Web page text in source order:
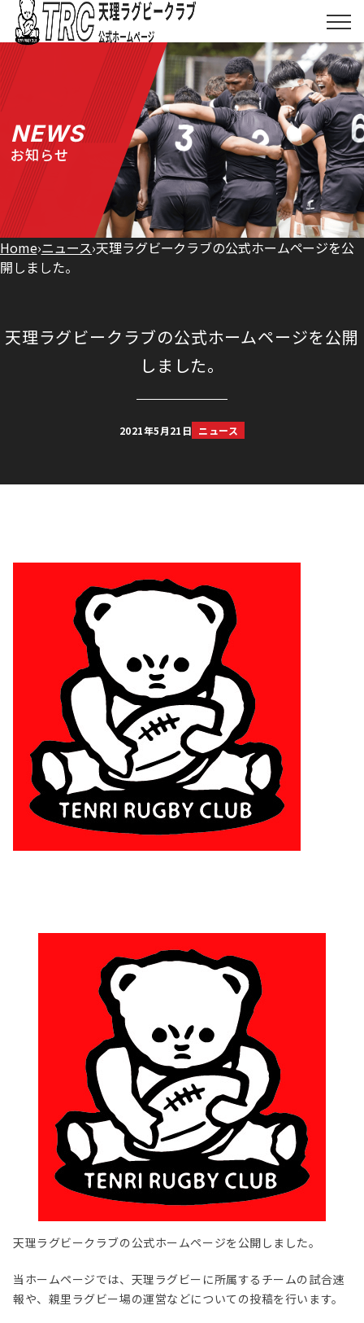
Skip
content
天理ラグビークラブ
メ
ニ
ュ
ー
を
開
く
TRCとは
お知らせ
協賛について
NEWS
お知らせ
Home›ニュース›天理ラグビークラブの公式ホームページを公
開しました。
天理ラグビークラブの公式ホームページを公開
しました。
2021年5月21日 ニュース
天理ラグビークラブの公式ホームページを公開しました。
当ホームページでは、天理ラグビーに所属するチームの試合速
報や、親里ラグビー場の運営などについての投稿を行います。